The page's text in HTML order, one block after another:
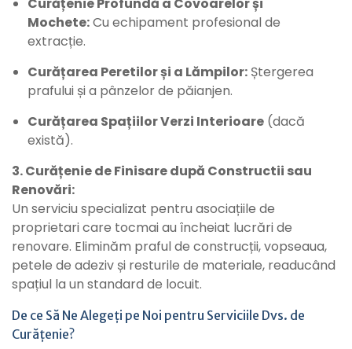
Mochete:Cu echipament profesional de
extracție.
Curățarea Peretilor și a Lămpilor: Ștergerea
prafului și a pânzelor de păianjen.
Curățarea Spațiilor Verzi Interioare (dacă
există).
3. Curățenie de Finisare după Constructii sau
Renovări:
Un serviciu specializat pentru asociațiile de
proprietari care tocmai au încheiat lucrări de
renovare. Eliminăm praful de construcții, vopseaua,
petele de adeziv și resturile de materiale, readucând
spațiul la un standard de locuit.
De ce Să Ne Alegeți pe Noi pentru Serviciile Dvs. de
Curățenie?